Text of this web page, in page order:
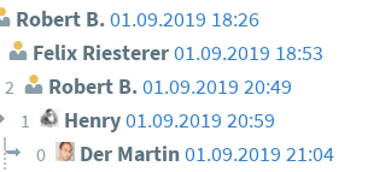
Robert B.01.09.2019 18:26
Felix Riesterer 01.09.2019 18:53
2 Robert B.01.09.2019 20:49
1 Henry01.09.2019 20:59
0 Der Martin01.09.2019 21:04